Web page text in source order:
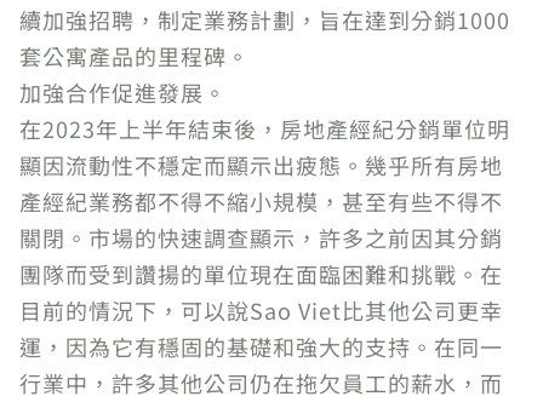
續加強招聘，制定業務計劃，旨在達到分銷1000
套公寓產品的里程碑。
加強合作促進發展。
在2023年上半年結束後，房地產經紀分銷單位明
顯因流動性不穩定而顯示出疲態。幾乎所有房地
產經紀業務都不得不縮小規模，甚至有些不得不
關閉。市場的快速調查顯示，許多之前因其分銷
團隊而受到讚揚的單位現在面臨困難和挑戰。在
目前的情況下，可以說Sao Viet比其他公司更幸
運，因為它有穩固的基礎和強大的支持。在同一
行業中，許多其他公司仍在拖欠員工的薪水，而